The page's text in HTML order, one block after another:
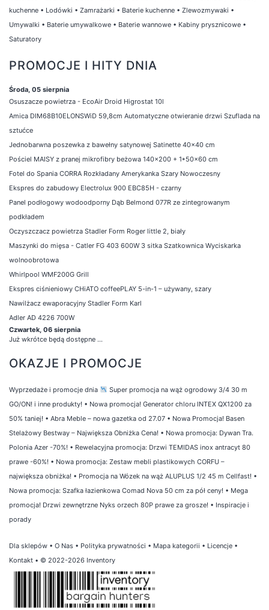
kuchenne • Lodówki • Zamrażarki • Baterie kuchenne • Zlewozmywaki •
Umywalki • Baterie umywalkowe • Baterie wannowe • Kabiny prysznicowe •
Saturatory
PROMOCJE I HITY DNIA
Środa, 05 sierpnia
Osuszacze powietrza - EcoAir Droid Higrostat 10l
Amica DIM68B10ELONSWiD 59,8cm Automatyczne otwieranie drzwi Szuflada na
sztućce
Jednobarwna poszewka z bawełny satynowej Satinette 40x40 cm
Pościel MAISY z pranej mikrofibry beżowa 140x200 + 1*50x60 cm
Fotel do Spania CORRA Rozkładany Amerykanka Szary Nowoczesny
Ekspres do zabudowy Electrolux 900 EBC85H - czarny
Panel podłogowy wodoodporny Dąb Belmond 077R ze zintegrowanym
podkładem
Oczyszczacz powietrza Stadler Form Roger little 2, biały
Maszynki do mięsa - Catler FG 403 600W 3 sitka Szatkownica Wyciskarka
wolnoobrotowa
Whirlpool WMF200G Grill
Ekspres ciśnieniowy CHiATO coffeePLAY 5-in-1 – używany, szary
Nawilżacz ewaporacyjny Stadler Form Karl
Adler AD 4226 700W
Czwartek, 06 sierpnia
Już wkrótce będą dostępne ...
OKAZJE I PROMOCJE
Wyprzedaże i promocje dnia
Super promocja na wąż ogrodowy 3/4 30 m
GO/ON! i inne produkty! • Nowa promocja! Generator chloru INTEX QX1200 za
50% taniej! • Abra Meble – nowa gazetka od 27.07 • Nowa Promocja! Basen
Stelażowy Bestway – Największa Obniżka Cena! • Nowa promocja: Dywan Tra.
Polonia Azer -70%! • Rewelacyjna promocja: Drzwi TEMIDAS inox antracyt 80
prawe -60%! • Nowa promocja: Zestaw mebli plastikowych CORFU –
największa obniżka! • Promocja na Wózek na wąż ALUPLUS 1/2 45 m Cellfast! •
Nowa promocja: Szafka łazienkowa Comad Nova 50 cm za pół ceny! • Mega
promocja! Drzwi zewnętrzne Nyks orzech 80P prawe za grosze! • Inspiracje i
porady
Dla sklepów • O Nas • Polityka prywatności • Mapa kategorii • Licencje •
Kontakt • © 2022-2026 Inventory